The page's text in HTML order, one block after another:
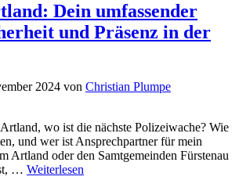
Dein umfassender
und Präsenz in der
2024 von Christian Plumpe
wo ist die nächste Polizeiwache? Wie
und wer ist Ansprechpartner für mein
Artland oder den Samtgemeinden Fürstenau
… Weiterlesen